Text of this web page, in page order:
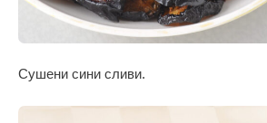
Сушени сини сливи.